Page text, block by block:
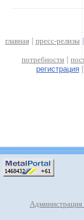
главная| пресс-релизы |
потребности
регистрация|
Администрация